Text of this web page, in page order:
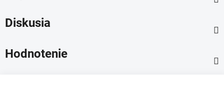
Diskusia
Hodnotenie